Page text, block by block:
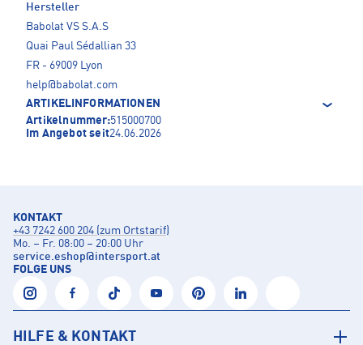
Hersteller
Babolat VS S.A.S
Quai Paul Sédallian 33
FR - 69009 Lyon
help@babolat.com
ARTIKELINFORMATIONEN
Artikelnummer:515000700
Im Angebot seit24.06.2026
KONTAKT
+43 7242 600 204 (zum Ortstarif)
Mo. – Fr. 08:00 – 20:00 Uhr
service.eshop@intersport.at
FOLGE UNS
HILFE & KONTAKT